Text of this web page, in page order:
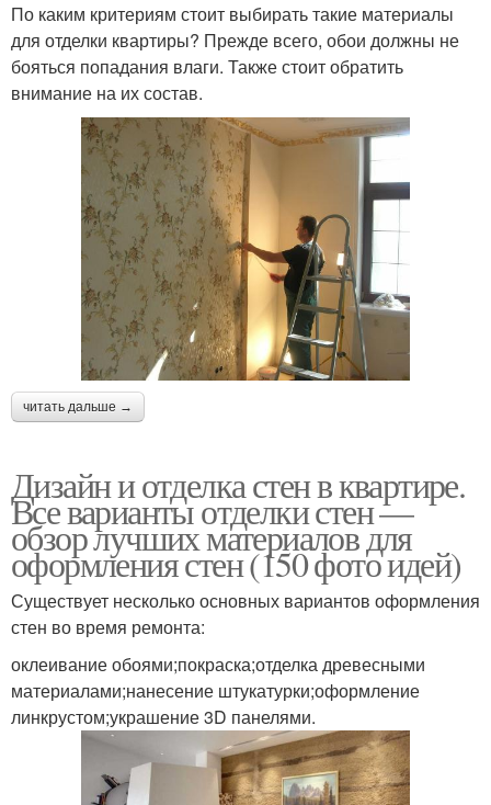
По каким критериям стоит выбирать такие материалы
для отделки квартиры? Прежде всего, обои должны не
бояться попадания влаги. Также стоит обратить
внимание на их состав.
читать дальше →
Дизайн и отделка стен в квартире.
Все варианты отделки стен —
обзор лучших материалов для
оформления стен (150 фото идей)
Существует несколько основных вариантов оформления
стен во время ремонта:
оклеивание обоями;покраска;отделка древесными
материалами;нанесение штукатурки;оформление
линкрустом;украшение 3D панелями.